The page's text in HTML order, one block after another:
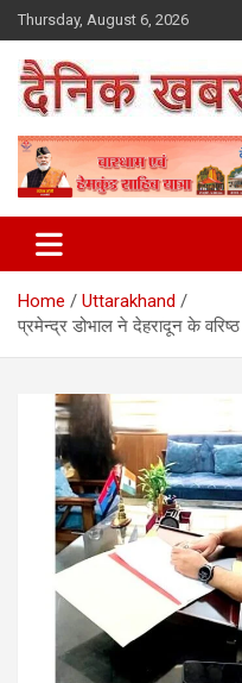
Skip
to
content
Thursday, August 6, 2026
Daily Hindi
Home
Uttarakhand
प्रमेन्द्र डोभाल ने देहरादून के